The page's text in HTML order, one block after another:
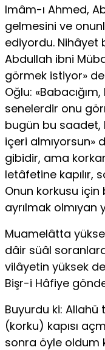
Imâm-ı Ahmed,
gelmesini ve
ediyordu. Nihâyet
Abdullah ibni
görmek istiyor»
Oğlu:
senelerdir onu
bugün bu saadet,
içeri almıyorsun»
gibidir, ama
letâfetine kapılır,
Onun korkusu için
ayrılmak
Muamelâtta
dâir süâl
vilâyetin yüksek
Bişr-i Hâfiye
Buyurdu ki:
(korku) kapısı
sonra öyle oldum